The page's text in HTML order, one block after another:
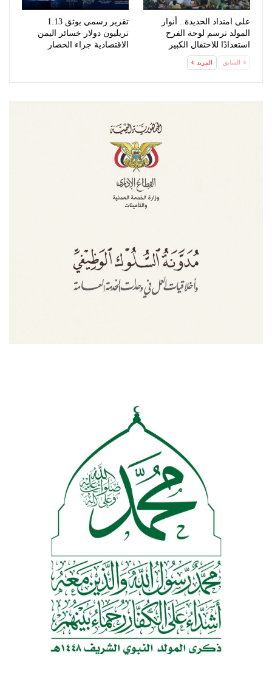
على امتداد الحديدة.. أنوار
المولد ترسم لوحة الفرح
استعدادًا للاحتفال الكبير
تقرير رسمي يوثق 1.13
تريليون دولار خسائر اليمن
الاقتصادية جراء الحصار
السابق المزيد